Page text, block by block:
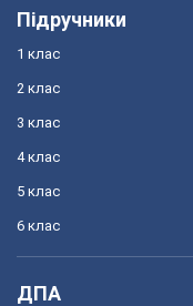
Підручники
1 клас
2 клас
3 клас
4 клас
5 клас
6 клас
ДПА